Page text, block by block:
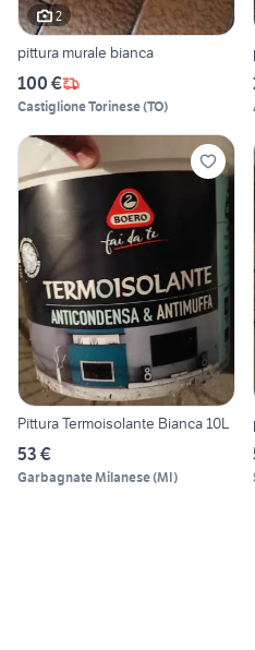
2
pittura murale bianca
100 €
Castiglione Torinese(TO)
Pittura Termoisolante Bianca 10L
53 €
Garbagnate Milanese(MI)